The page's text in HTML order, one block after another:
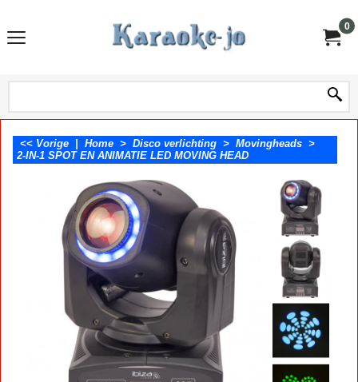
0
<< Vorige Home > Disco verlichting > Movingheads >
2-IN-1 SPOT EN ANIMATIE LED MOVING HEAD